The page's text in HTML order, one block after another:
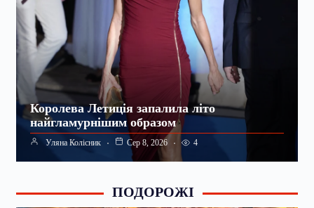
Королева Летиція запалила літо
найгламурнішим образом
Уляна Колісник Сер 8, 2026 4
ПОДОРОЖІ